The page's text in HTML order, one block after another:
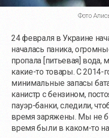
Фото
24 февраля в Украине
началась паника,
пропала [питьевая]
какие-тотовары. С 2014-
минимальные запасы
канистр с бензином,
пауэр-банки, следили,
время заряжены. Мы не
время были в каком-то